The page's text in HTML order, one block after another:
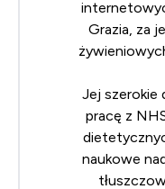
Grazia, za
Jej szerokie
pracę z
naukowe